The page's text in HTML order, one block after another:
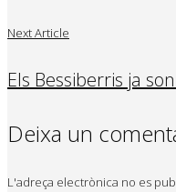
Next Article
Els Bessiberris ja
Deixa un
L'adreça electrònica no es